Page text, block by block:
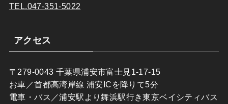
TEL.047-351-5022
アクセス
〒279-0043 千葉県浦安市富士見1-17-15
お車／首都高湾岸線 浦安ICを降りて5分
電車・バス／浦安駅より舞浜駅行き東京ベイシティバス